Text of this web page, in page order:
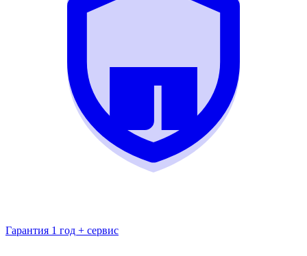
Гарантия 1 год + сервис